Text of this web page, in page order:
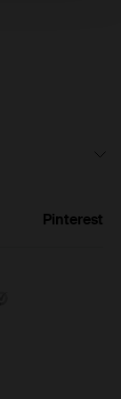
Pinterest